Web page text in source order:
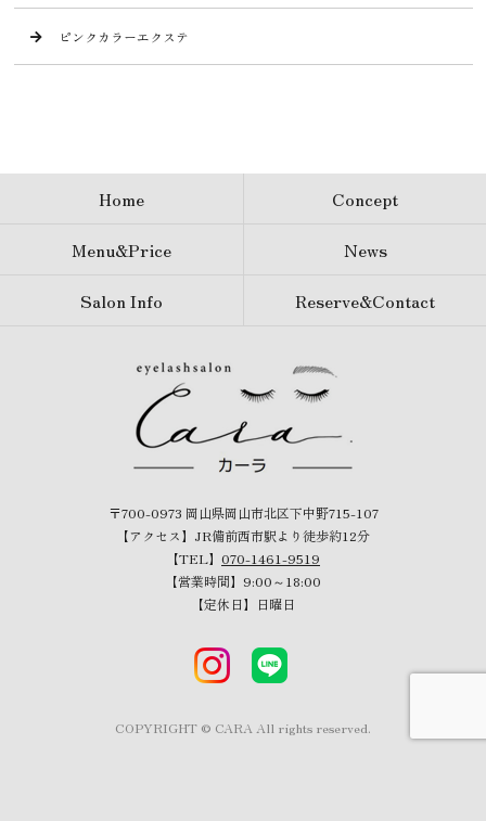
ピンクカラーエクステ
Home
Concept
Menu&Price
News
Salon Info
Reserve&Contact
〒700-0973 岡山県岡山市北区下中野715-107
【アクセス】JR備前西市駅より徒歩約12分
【TEL】 070-1461-9519
【営業時間】9:00～18:00
【定休日】日曜日
COPYRIGHT © CARA All rights reserved.